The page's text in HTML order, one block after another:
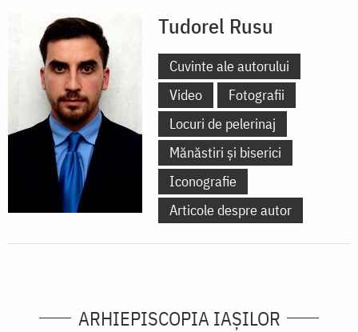
Tudorel Rusu
Cuvinte ale autorului
Video
Fotografii
Locuri de pelerinaj
Mănăstiri și biserici
Iconografie
Articole despre autor
ARHIEPISCOPIA IAŞILOR